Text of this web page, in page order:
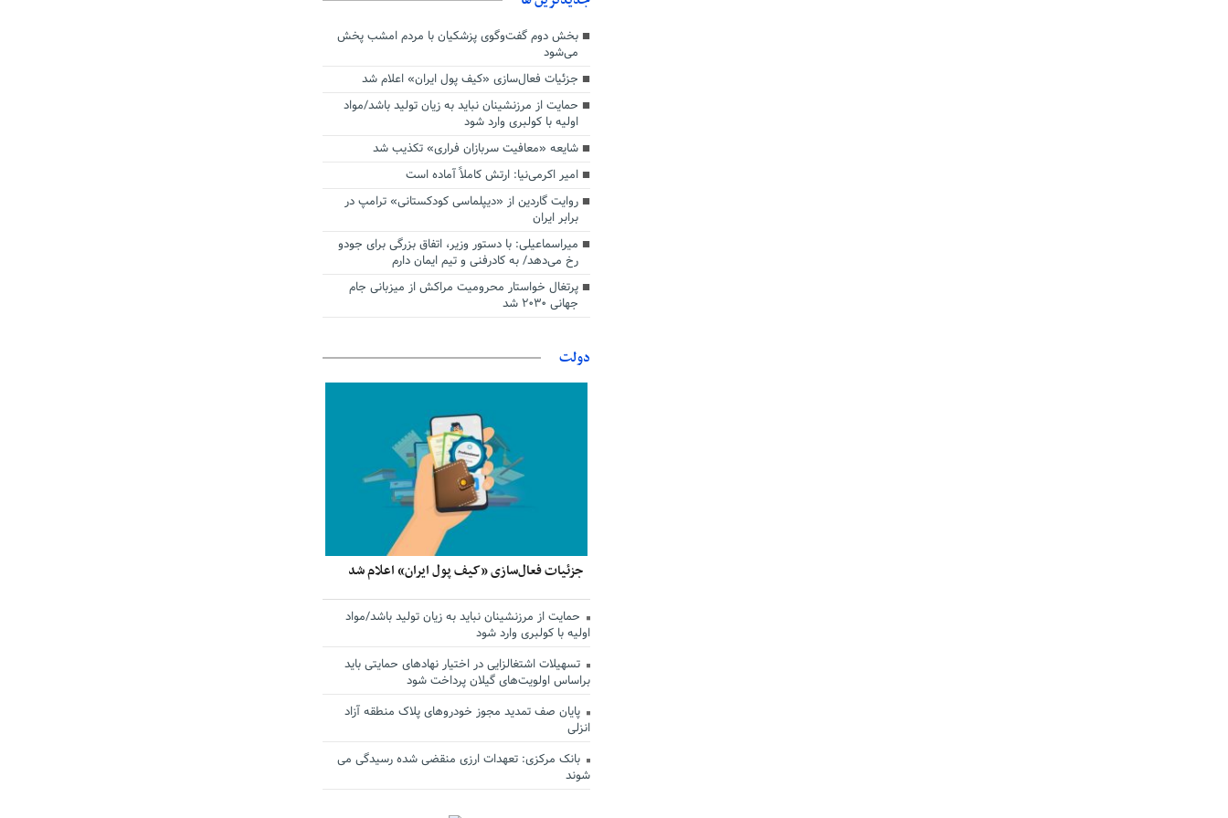
بخش دوم گفت‌وگوی پزشکیان با مردم امشب پخش
می‌شود
جزئیات فعال‌سازی «کیف پول ایران» اعلام شد
حمایت از مرزنشینان نباید به زیان تولید باشد/مواد
اولیه با کولبری وارد شود
شایعه «معافیت سربازان فراری» تکذیب شد
امیر اکرمی‌نیا: ارتش کاملاً آماده است
روایت گاردین از «دیپلماسی کودکستانی» ترامپ در
برابر ایران
میراسماعیلی: با دستور وزیر، اتفاق بزرگی برای جودو
رخ می‌دهد/ به کادرفنی و تیم ایمان دارم
پرتغال خواستار محرومیت مراکش از میزبانی جام
جهانی ۲۰۳۰ شد
دولت
جزئیات فعال‌سازی «کیف پول ایران» اعلام شد
حمایت از مرزنشینان نباید به زیان تولید باشد/مواد
اولیه با کولبری وارد شود
تسهیلات اشتغالزایی در اختیار نهادهای حمایتی باید
براساس اولویت‌های گیلان پرداخت شود
پایان صف تمدید مجوز خودروهای پلاک منطقه آزاد
انزلی
بانک مرکزی: تعهدات ارزی منقضی شده رسیدگی می
شوند